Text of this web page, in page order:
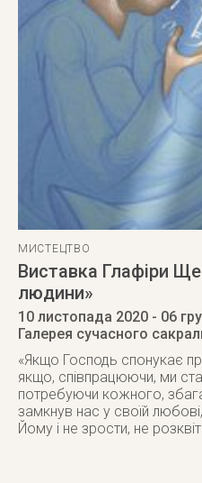
МИСТЕЦТВО
Виставка Глафіри
людини»
10 листопада 2020 - 06
Галерея сучасного
«Якщо Господь спонукає
якщо, співпрацюючи, ми
потребуючи кожного,
замкнув нас у своїй
Йому і не зрости, не